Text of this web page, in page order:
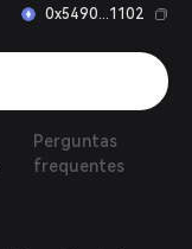
0x5490...1102
Perguntas
frequentes